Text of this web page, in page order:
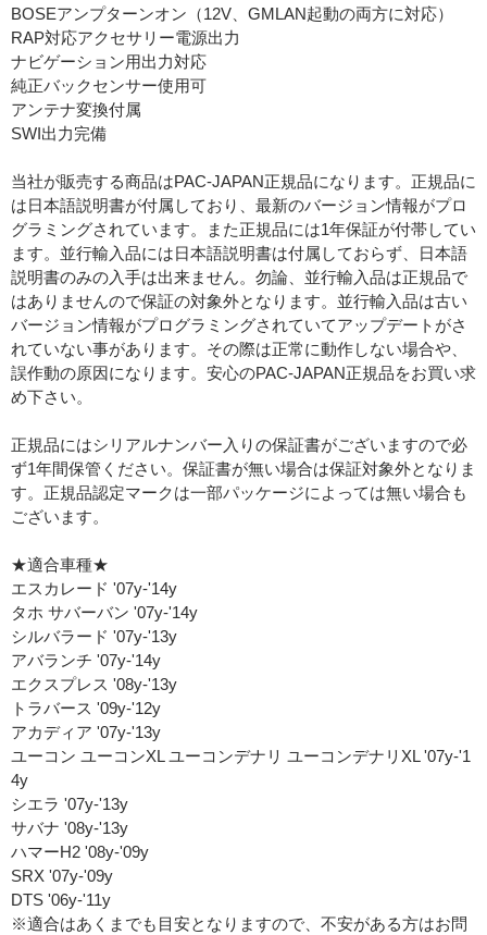
BOSEアンプターンオン（12V、GMLAN起動の両方に対応）
RAP対応アクセサリー電源出力
ナビゲーション用出力対応
純正バックセンサー使用可
アンテナ変換付属
SWI出力完備
当社が販売する商品はPAC-JAPAN正規品になります。正規品に
は日本語説明書が付属しており、最新のバージョン情報がプロ
グラミングされています。また正規品には1年保証が付帯してい
ます。並行輸入品には日本語説明書は付属しておらず、日本語
説明書のみの入手は出来ません。勿論、並行輸入品は正規品で
はありませんので保証の対象外となります。並行輸入品は古い
バージョン情報がプログラミングされていてアップデートがさ
れていない事があります。その際は正常に動作しない場合や、
誤作動の原因になります。安心のPAC-JAPAN正規品をお買い求
め下さい。
正規品にはシリアルナンバー入りの保証書がございますので必
ず1年間保管ください。保証書が無い場合は保証対象外となりま
す。正規品認定マークは一部パッケージによっては無い場合も
ございます。
★適合車種★
エスカレード '07y-'14y
タホ サバーバン '07y-'14y
シルバラード '07y-'13y
アバランチ '07y-'14y
エクスプレス '08y-'13y
トラバース '09y-'12y
アカディア '07y-'13y
ユーコン ユーコンXL ユーコンデナリ ユーコンデナリXL '07y-'1
4y
シエラ '07y-'13y
サバナ '08y-'13y
ハマーH2 '08y-'09y
SRX '07y-'09y
DTS '06y-'11y
※適合はあくまでも目安となりますので、不安がある方はお問